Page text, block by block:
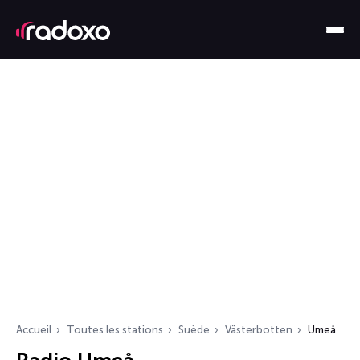
Accueil Toutes les stations Suède Västerbotten Umeå